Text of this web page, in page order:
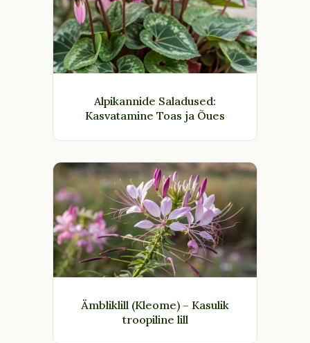
Alpikannide Saladused:
Kasvatamine Toas ja Õues
Ämbliklill (Kleome) – Kasulik
troopiline lill